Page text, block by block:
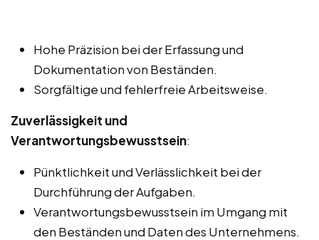
Hohe Präzision bei der Erfassung und
Dokumentation von Beständen.
Sorgfältige und fehlerfreie Arbeitsweise.
Zuverlässigkeit und
Verantwortungsbewusstsein:
Pünktlichkeit und Verlässlichkeit bei der
Durchführung der Aufgaben.
Verantwortungsbewusstsein im Umgang mit
den Beständen und Daten des Unternehmens.